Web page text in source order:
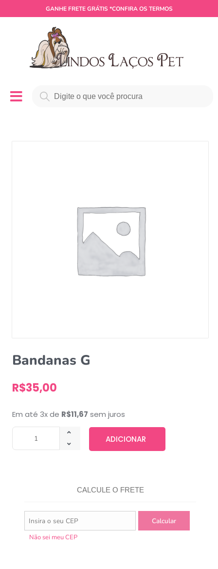
GANHE FRETE GRÁTIS *CONFIRA OS TERMOS
Bandanas G
R$35,00
Em até 3x de R$11,67 sem juros
ADICIONAR
CALCULE O FRETE
Não sei meu CEP